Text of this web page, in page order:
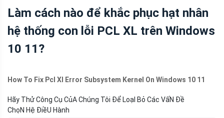
Làm cách nào để khắc phục hạt nhân
hệ thống con lỗi PCL XL trên Windows
10 11?
How To Fix Pcl Xl Error Subsystem Kernel On Windows 10 11
Hãy Thử Công Cụ CủA Chúng Tôi Để LoạI Bỏ Các VấN Đề
ChọN Hệ ĐiềU Hành